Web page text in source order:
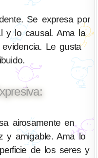
Se expresa por
y lo causal. Ama la
Le gusta
airosamente en
y amigable. Ama lo
de los seres y